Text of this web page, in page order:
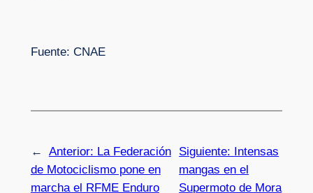
Fuente: CNAE
← Anterior: La Federación
de Motociclismo pone en
marcha el RFME Enduro
Siguiente: Intensas
mangas en el
Supermoto de Mora